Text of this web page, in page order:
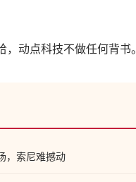
动点科技不做任何背书。
，索尼难撼动